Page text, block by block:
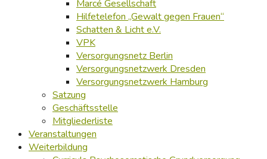
Marcé Gesellschaft
Hilfetelefon „Gewalt gegen Frauen“
Schatten & Licht e.V.
VPK
Versorgungsnetz Berlin
Versorgungsnetzwerk Dresden
Versorgungsnetzwerk Hamburg
Satzung
Geschäftsstelle
Mitgliederliste
Veranstaltungen
Weiterbildung